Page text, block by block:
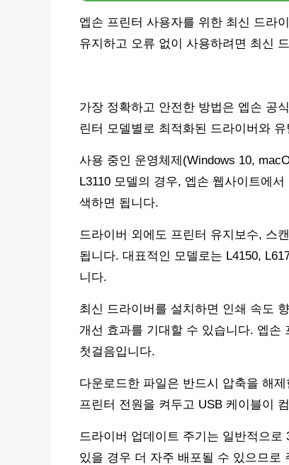
엡손 프린터 사용자를 위한 최신 드라
유지하고 오류 없이 사용하려면 최신
가장 정확하고 안전한 방법은 엡손 공
린터 모델별로 최적화된 드라이버와
사용 중인 운영체제(Windows 10,
L3110 모델의 경우, 엡손 웹사이트에
색하면 됩니다.
드라이버 외에도 프린터 유지보수, 스
됩니다. 대표적인 모델로는 L4150,
니다.
최신 드라이버를 설치하면 인쇄 속도
개선 효과를 기대할 수 있습니다. 엡손
첫걸음입니다.
다운로드한 파일은 반드시 압축을 해
프린터 전원을 켜두고 USB 케이블이
드라이버 업데이트 주기는 일반적으
있을 경우 더 자주 배포될 수 있으므로